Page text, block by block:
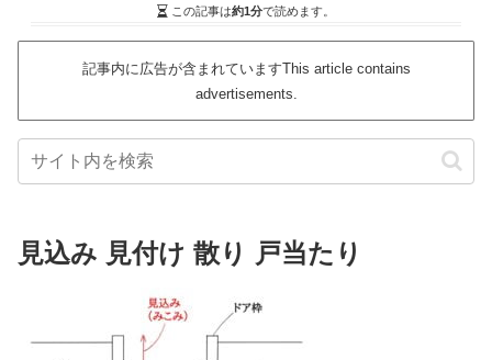
この記事は約1分で読めます。
記事内に広告が含まれていますThis article contains
advertisements.
見込み 見付け 散り 戸当たり